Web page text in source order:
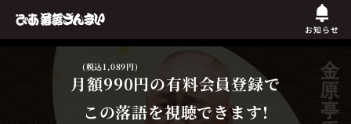
お知らせ
月額990円
(税込1,089円)
の有料会員登録で
この落語を視聴できます!